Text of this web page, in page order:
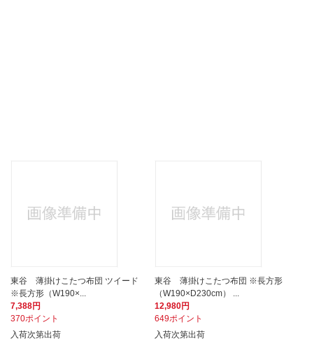
東谷 薄掛けこたつ布団 ツイード
※長方形（W190×...
7,388円
370ポイント
入荷次第出荷
東谷 薄掛けこたつ布団 ※長方形
（W190×D230cm） ...
12,980円
649ポイント
入荷次第出荷